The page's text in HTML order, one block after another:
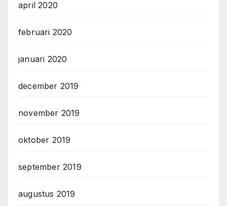
april 2020
februari 2020
januari 2020
december 2019
november 2019
oktober 2019
september 2019
augustus 2019